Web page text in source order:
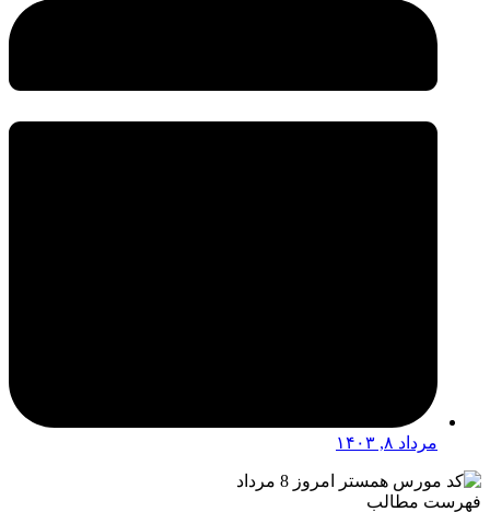
مرداد ۸, ۱۴۰۳
فهرست مطالب